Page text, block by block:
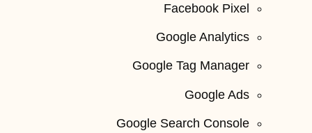
Facebook Pixel
Google Analytics
Google Tag Manager
Google Ads
Google Search Console